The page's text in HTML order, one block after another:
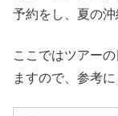
予約をし、夏の
ここではツアー
ますので、参考